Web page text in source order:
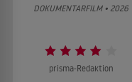
DOKUMENTARFILM • 2026
prisma-Redaktion